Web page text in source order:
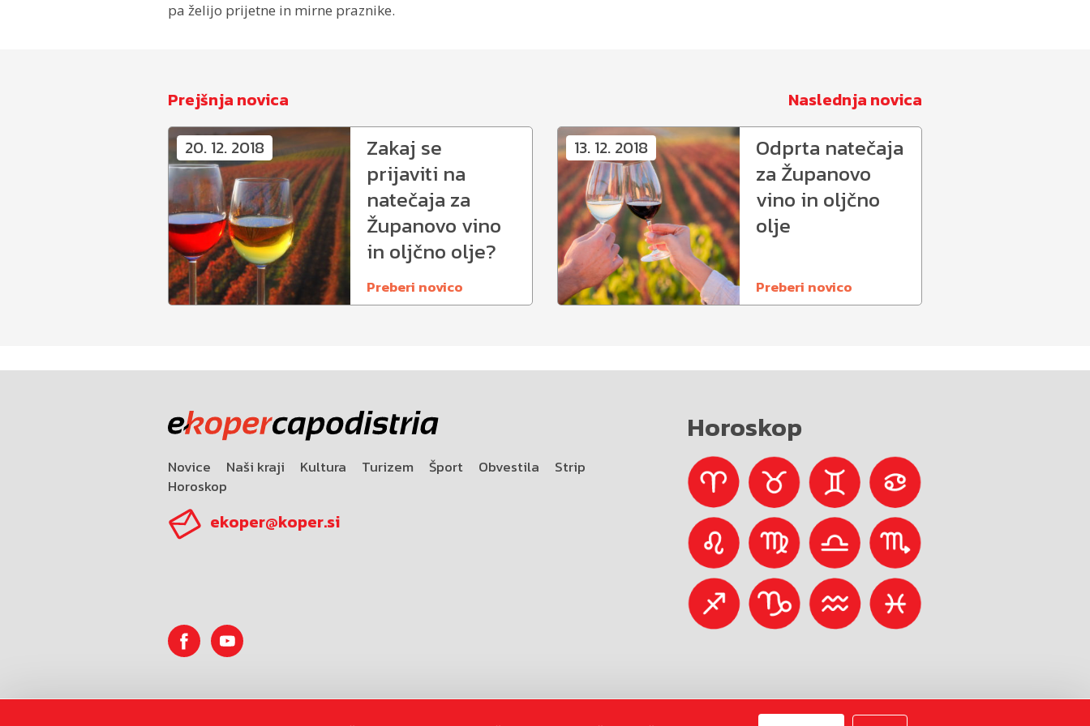
pa želijo prijetne in mirne praznike.
Prejšnja novica
Naslednja novica
20. 12. 2018
Zakaj se
prijaviti na
natečaja za
Županovo vino
in oljčno olje?
Preberi novico
13. 12. 2018
Odprta natečaja
za Županovo
vino in oljčno
olje
Preberi novico
Novice Naši kraji Kultura Turizem Šport Obvestila
Strip
Horoskop
ekoper@koper.si
Horoskop
Mestna občina Koper Avtorji: Emigma